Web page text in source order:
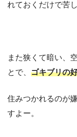
れておくだけで苦
また狭くて暗い、
とで、 ゴキブリの
住みつかれるのが
すよー。